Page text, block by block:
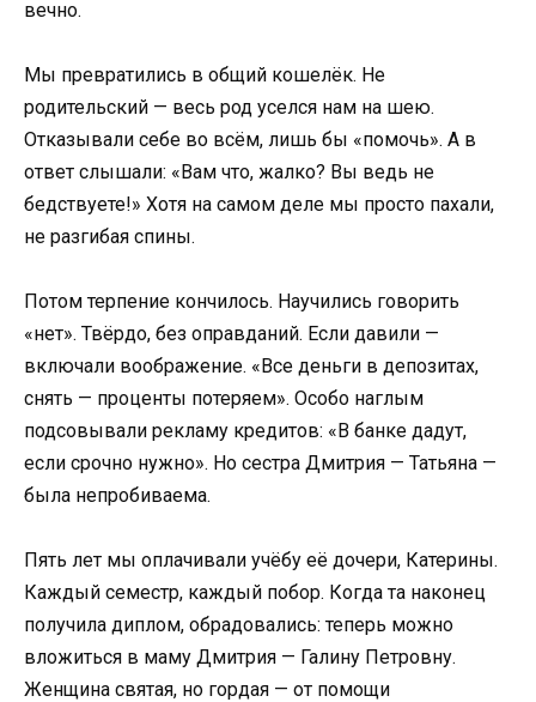
вечно.
Мы превратились в общий кошелёк. Не
родительский — весь род уселся нам на шею.
Отказывали себе во всём, лишь бы «помочь». А в
ответ слышали: «Вам что, жалко? Вы ведь не
бедствуете!» Хотя на самом деле мы просто пахали,
не разгибая спины.
Потом терпение кончилось. Научились говорить
«нет». Твёрдо, без оправданий. Если давили —
включали воображение. «Все деньги в депозитах,
снять — проценты потеряем». Особо наглым
подсовывали рекламу кредитов: «В банке дадут,
если срочно нужно». Но сестра Дмитрия — Татьяна —
была непробиваема.
Пять лет мы оплачивали учёбу её дочери, Катерины.
Каждый семестр, каждый побор. Когда та наконец
получила диплом, обрадовались: теперь можно
вложиться в маму Дмитрия — Галину Петровну.
Женщина святая, но гордая — от помощи